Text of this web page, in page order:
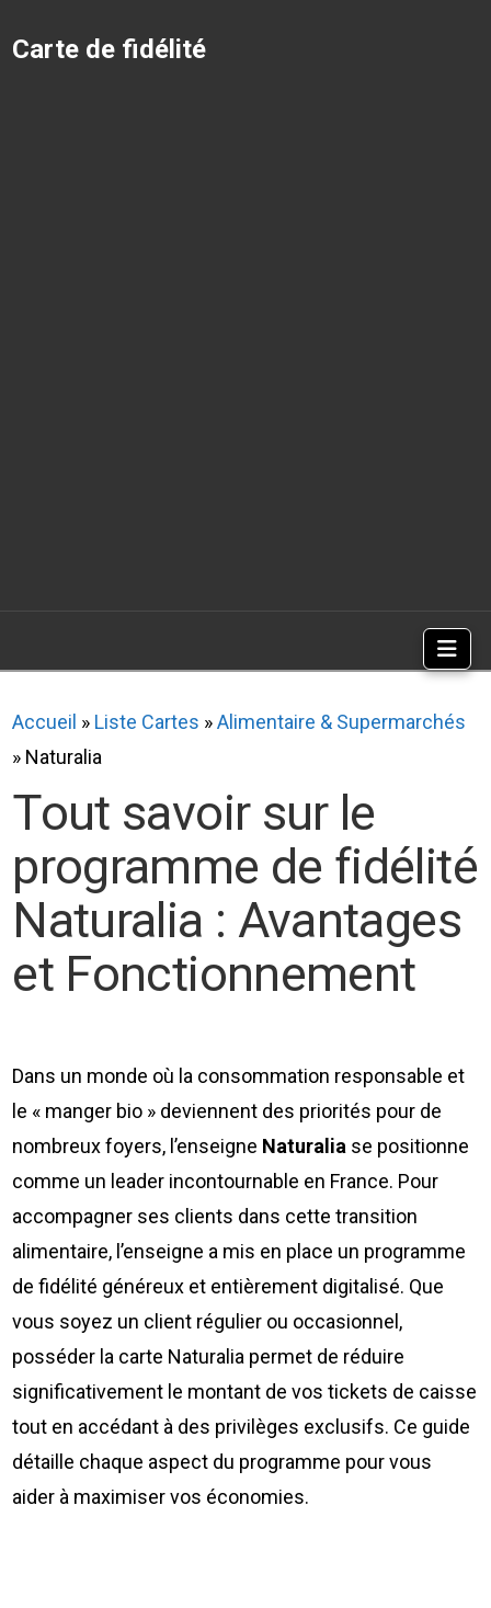
Carte de fidélité
Accueil » Liste Cartes » Alimentaire & Supermarchés
» Naturalia
Tout savoir sur le
programme de fidélité
Naturalia : Avantages
et Fonctionnement
Dans un monde où la consommation responsable et
le « manger bio » deviennent des priorités pour de
nombreux foyers, l’enseigne Naturalia se positionne
comme un leader incontournable en France. Pour
accompagner ses clients dans cette transition
alimentaire, l’enseigne a mis en place un programme
de fidélité généreux et entièrement digitalisé. Que
vous soyez un client régulier ou occasionnel,
posséder la carte Naturalia permet de réduire
significativement le montant de vos tickets de caisse
tout en accédant à des privilèges exclusifs. Ce guide
détaille chaque aspect du programme pour vous
aider à maximiser vos économies.